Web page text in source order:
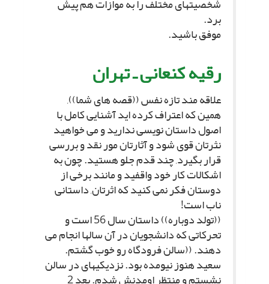
شخصیتهاى مختلف را به موازات هم پیش
برد.
موفق باشید.
رقیه کنعانى ـ تهران
علاقه مند تازه نفس ((قصه هاى شما)),
همین که اعتراف کرده اید آشنایى کامل با
اصول داستان نویسى ندارید و مى خواهید
نثرتان قوى شود و آثارتان مور نقد و بررسى
قرار بگیرد, چند قدم جلو هستید. چون به
اشکالات کار خود واقفید و مانند برخى از
دوستان فکر نمى کنید که اثرتان, داستانى
ناب است!
((تولد دوباره)) داستان سال 56 است و
تحرکاتى که دانشجویان در آن سالها انجام مى
دهند. ((سالن فرودگاه رو خوب گشتم.
سعید هنوز نیومده بود. نزدیکیهاى در سالن
نشستم و منتظر اومدنش شدم. بعد 2